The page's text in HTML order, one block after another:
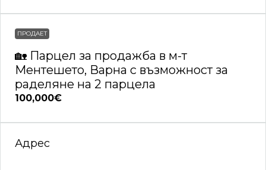
ПРОДАЕТ
🏡 Парцел за продажба в м-т
Ментешето, Варна с възможност за
раделяне на 2 парцела
100,000€
Адрес